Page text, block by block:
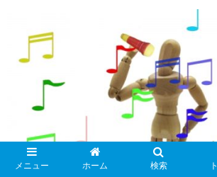
メニュー ホーム 検索